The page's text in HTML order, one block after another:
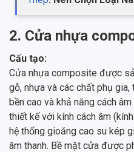
2. Cửa nhựa
Cấu tạo:
Cửa nhựa composite được
gỗ, nhựa và các chất phụ
bền cao và khả năng cách
thiết kế với kính cách âm
hệ thống gioăng cao su kép
âm thanh. Bề mặt cửa được